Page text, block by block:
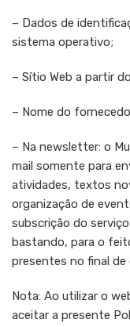
– Dados de
sistema operativo;
– Sítio Web a partir
– Nome do
– Na newsletter: o
mail somente para
atividades, textos
organização de
subscrição do
bastando, para o
presentes no final de
Nota: Ao utilizar o
aceitar a presente